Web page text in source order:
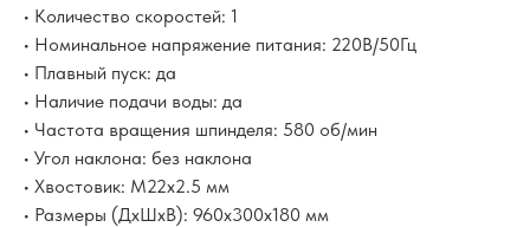
• Количество скоростей: 1
• Номинальное напряжение питания: 220В/50Гц
• Плавный пуск: да
• Наличие подачи воды: да
• Частота вращения шпинделя: 580 об/мин
• Угол наклона: без наклона
• Хвостовик: M22x2.5 мм
• Размеры (ДхШхВ): 960х300х180 мм